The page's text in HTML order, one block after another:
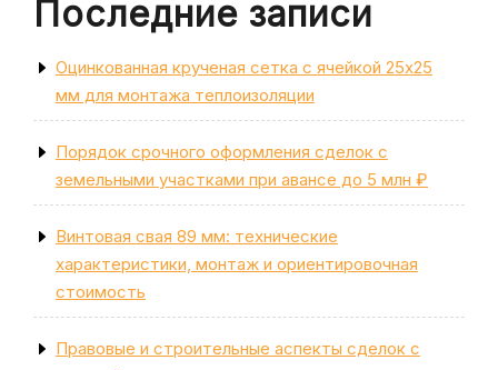
Последние записи
Оцинкованная крученая сетка с ячейкой 25х25
мм для монтажа теплоизоляции
Порядок срочного оформления сделок с
земельными участками при авансе до 5 млн ₽
Винтовая свая 89 мм: технические
характеристики, монтаж и ориентировочная
стоимость
Правовые и строительные аспекты сделок с